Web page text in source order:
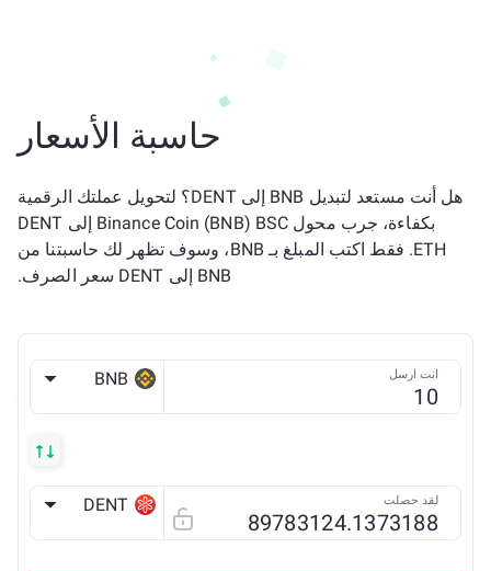
حاسبة الأسعار
هل أنت مستعد لتبديل BNB إلى DENT؟ لتحويل عملتك الرقمية
بكفاءة، جرب محول Binance Coin (BNB) BSC إلى DENT
ETH. فقط اكتب المبلغ بـ BNB، وسوف تظهر لك حاسبتنا من
BNB إلى DENT سعر الصرف.
انت ارسل BNB
لقد حصلت DENT